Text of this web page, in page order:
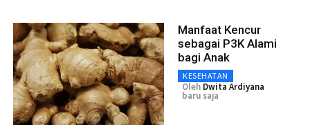
Manfaat Kencur
sebagai P3K Alami
bagi Anak
KESEHATAN
Oleh Dwita Ardiyana
baru saja